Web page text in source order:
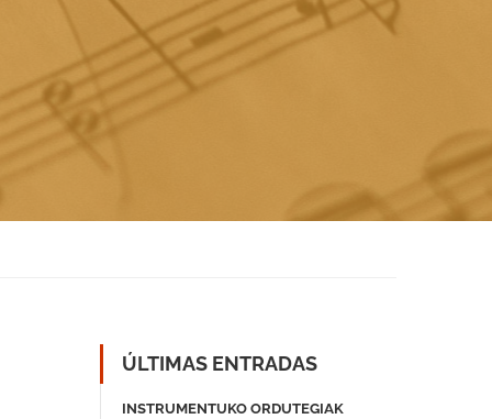
ÚLTIMAS ENTRADAS
INSTRUMENTUKO ORDUTEGIAK